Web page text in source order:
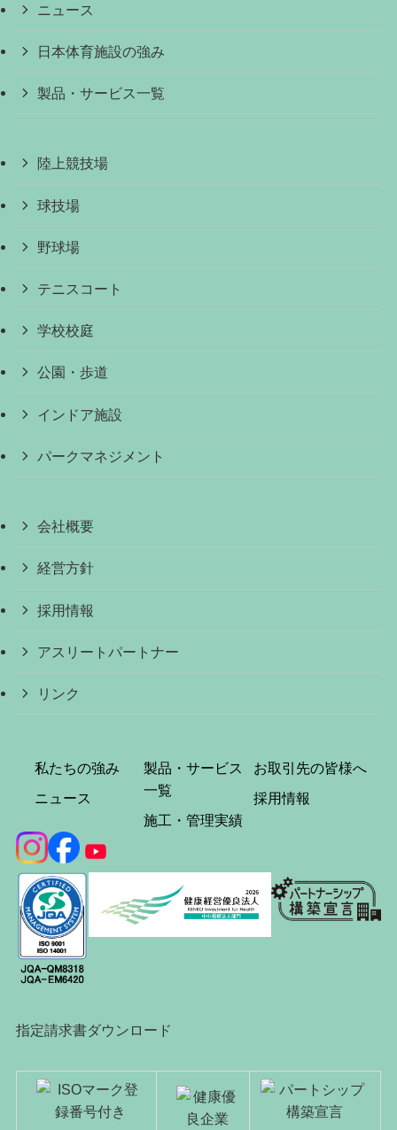
ニュース
日本体育施設の強み
製品・サービス一覧
陸上競技場
球技場
野球場
テニスコート
学校校庭
公園・歩道
インドア施設
パークマネジメント
会社概要
経営方針
採用情報
アスリートパートナー
リンク
私たちの強み
ニュース
製品・サービス
一覧
施工・管理実績
お取引先の皆様へ
採用情報
指定請求書ダウンロード